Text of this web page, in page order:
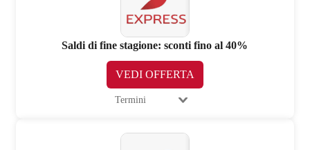
Saldi di fine stagione: sconti fino al 40%
VEDI OFFERTA
Termini